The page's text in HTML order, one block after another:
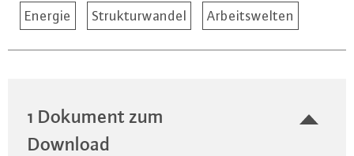
Energie Strukturwandel Arbeitswelten
1 Dokument zum
Download